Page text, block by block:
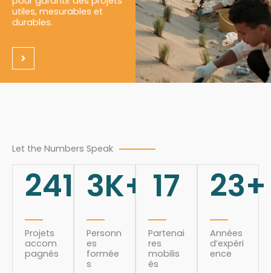
Let the Numbers Speak
utiles, mesurables et
durables.
241
Projets
accom
pagnés
3K+
Personn
es
formée
s
17
Partenai
res
mobilis
és
23+
Années
d’expéri
ence